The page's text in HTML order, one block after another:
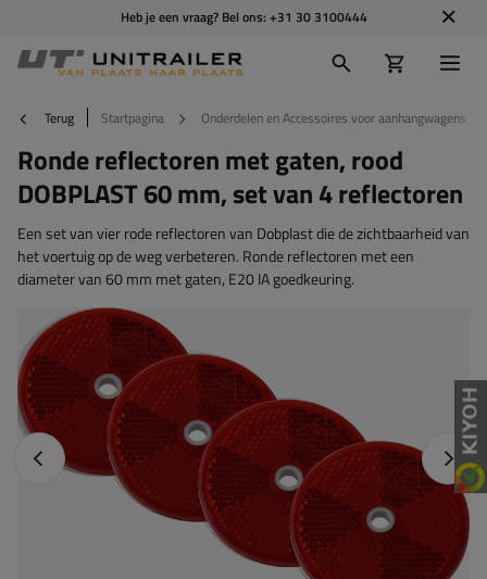
Heb je een vraag? Bel ons: +31 30 3100444
Terug Startpagina Onderdelen en Accessoires voor aanhangwagens
Ronde reflectoren met gaten, rood
DOBPLAST 60 mm, set van 4 reflectoren
Een set van vier rode reflectoren van Dobplast die de zichtbaarheid van
het voertuig op de weg verbeteren. Ronde reflectoren met een
diameter van 60 mm met gaten, E20 IA goedkeuring.
Vorige foto